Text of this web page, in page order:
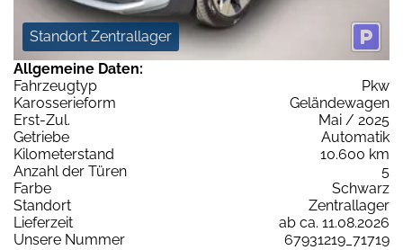
Standort Zentrallager
Allgemeine Daten:
Fahrzeugtyp
Pkw
Karosserieform
Geländewagen
Erst-Zul.
Mai / 2025
Getriebe
Automatik
Kilometerstand
10.600 km
Anzahl der Türen
5
Farbe
Schwarz
Standort
Zentrallager
Lieferzeit
ab ca. 11.08.2026
Unsere Nummer
67931219_71719